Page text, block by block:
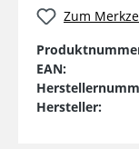
Zum
EAN:
Hersteller: